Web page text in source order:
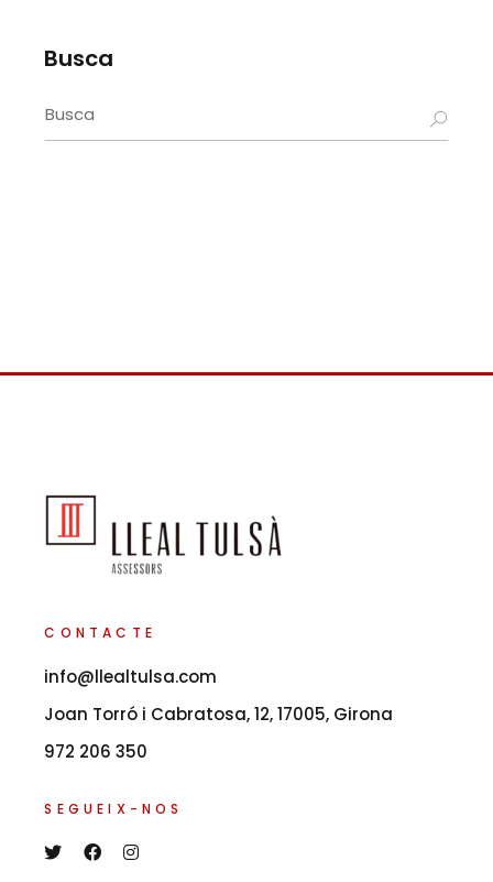
Busca
Search
for:
CONTACTE
info@llealtulsa.com
Joan Torró i Cabratosa, 12, 17005, Girona
972 206 350
SEGUEIX-NOS